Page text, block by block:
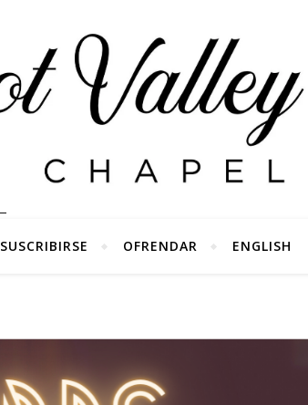
SUSCRIBIRSE OFRENDAR ENGLISH